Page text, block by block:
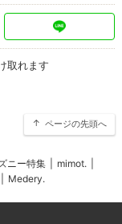
取れます
ページの先頭へ
ニー特集 mimot.
Medery.